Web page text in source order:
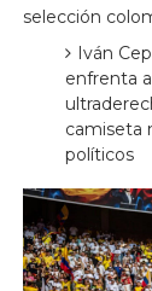
selección
Iván
enfrenta
camiseta
políticos